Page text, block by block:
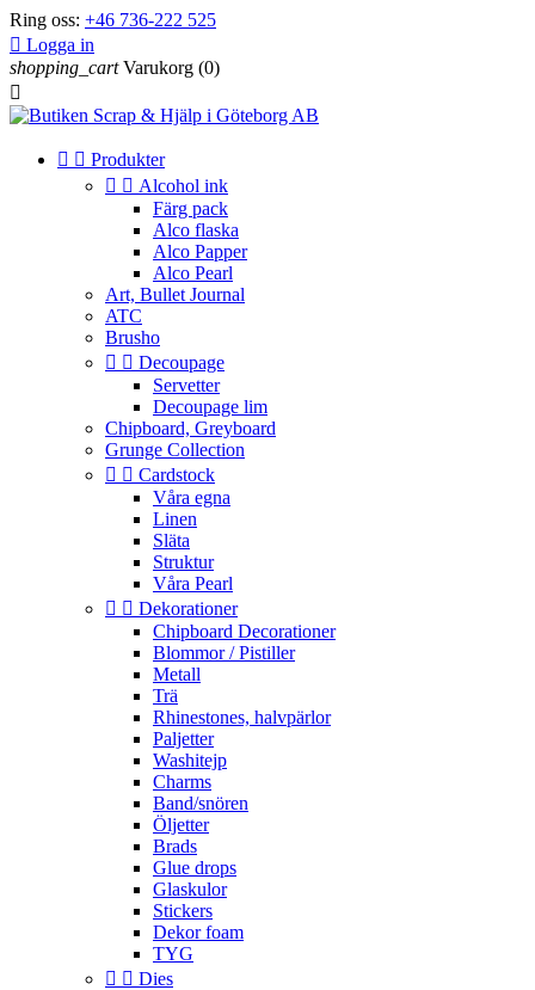
Ring oss: +46 736-222 525
 Logga in
shopping_cart Varukorg (0)

  Produkter
  Alcohol ink
Färg pack
Alco flaska
Alco Papper
Alco Pearl
Art, Bullet Journal
ATC
Brusho
  Decoupage
Servetter
Decoupage lim
Chipboard, Greyboard
Grunge Collection
  Cardstock
Våra egna
Linen
Släta
Struktur
Våra Pearl
  Dekorationer
Chipboard Decorationer
Blommor / Pistiller
Metall
Trä
Rhinestones, halvpärlor
Paljetter
Washitejp
Charms
Band/snören
Öljetter
Brads
Glue drops
Glaskulor
Stickers
Dekor foam
TYG
  Dies